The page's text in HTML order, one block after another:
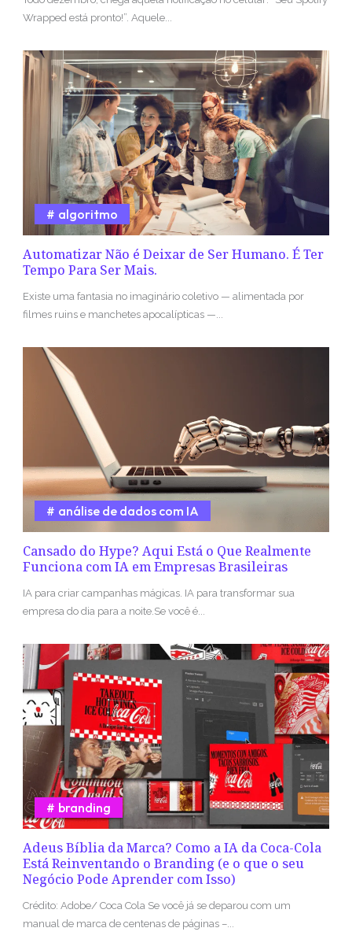
Wrapped está pronto!”. Aquele...
Automatizar Não é Deixar de Ser Humano. É Ter
Tempo Para Ser Mais.
algoritmo
Existe uma fantasia no imaginário coletivo — alimentada por
filmes ruins e manchetes apocalípticas —...
Cansado do Hype? Aqui Está o Que Realmente
Funciona com IA em Empresas Brasileiras
análise de dados com IA
IA para criar campanhas mágicas. IA para transformar sua
empresa do dia para a noite.Se você é...
Adeus Bíblia da Marca? Como a IA da Coca-Cola
Está Reinventando o Branding (e o que o seu
Negócio Pode Aprender com Isso)
branding
Crédito: Adobe/ Coca Cola Se você já se deparou com um
manual de marca de centenas de páginas –...